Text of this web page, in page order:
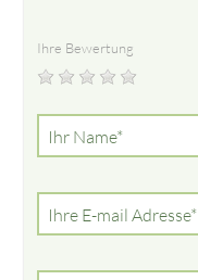
Ihre Bewertung
Pflichtfeld
Ihr Name*
Pflichtfeld
Ihre E-mail Adresse*